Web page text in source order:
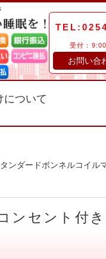
受付：
お問い合
について
ンダードボンネルコイル
ンセント付